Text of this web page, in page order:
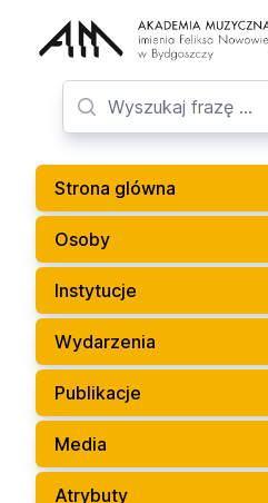
Strona glówna
Osoby
Instytucje
Wydarzenia
Publikacje
Media
Atrybuty